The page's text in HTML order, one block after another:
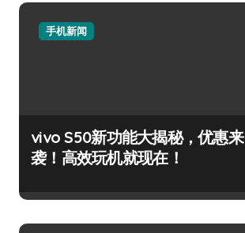
手机新闻
vivo S50新功能大揭秘，优惠来
袭！高效玩机就现在！